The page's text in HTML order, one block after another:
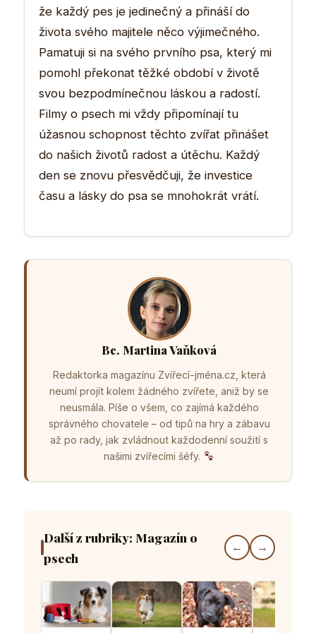
že každý pes je jedinečný a přináší do
života svého majitele něco výjimečného.
Pamatuji si na svého prvního psa, který mi
pomohl překonat těžké období v životě
svou bezpodmínečnou láskou a radostí.
Filmy o psech mi vždy připomínají tu
úžasnou schopnost těchto zvířat přinášet
do našich životů radost a útěchu. Každý
den se znovu přesvědčuji, že investice
času a lásky do psa se mnohokrát vrátí.
Bc. Martina Vaňková
Redaktorka magazínu Zvířecí-jména.cz, která
neumí projít kolem žádného zvířete, aniž by se
neusmála. Píše o všem, co zajímá každého
správného chovatele – od tipů na hry a zábavu
až po rady, jak zvládnout každodenní soužití s
našimi zvířecími šéfy.
Další z rubriky: Magazín o
psech
← →